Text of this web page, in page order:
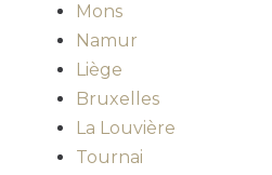
Mons
Namur
Liège
Bruxelles
La Louvière
Tournai